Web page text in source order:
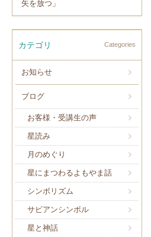
矢を放つ」
カテゴリ Categories
お知らせ
ブログ
お客様・受講生の声
星読み
月のめぐり
星にまつわるよもやま話
シンボリズム
サビアンシンボル
星と神話